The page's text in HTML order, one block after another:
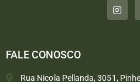
FALE CONOSCO
Rua Nicola Pellanda, 3051,